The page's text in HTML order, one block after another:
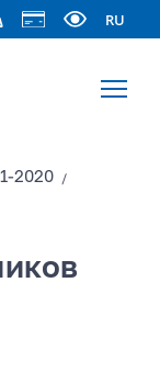
RU
2020 /